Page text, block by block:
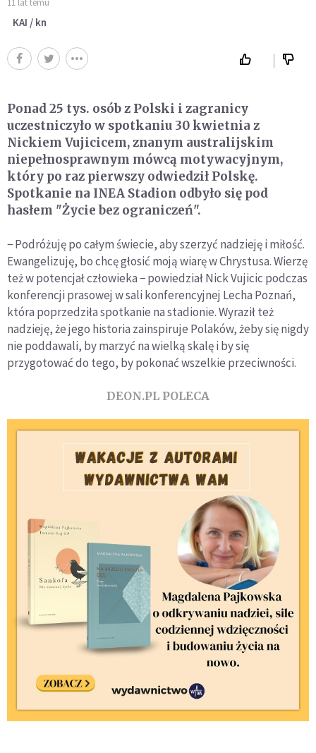
KAI / kn
Ponad 25 tys. osób z Polski i zagranicy
uczestniczyło w spotkaniu 30 kwietnia z
Nickiem Vujicicem, znanym australijskim
niepełnosprawnym mówcą motywacyjnym,
który po raz pierwszy odwiedził Polskę.
Spotkanie na INEA Stadion odbyło się pod
hasłem "Życie bez ograniczeń".
− Podróżuję po całym świecie, aby szerzyć nadzieję i miłość.
Ewangelizuję, bo chcę głosić moją wiarę w Chrystusa. Wierzę
też w potencjał człowieka − powiedział Nick Vujicic podczas
konferencji prasowej w sali konferencyjnej Lecha Poznań,
która poprzedziła spotkanie na stadionie. Wyraził też
nadzieję, że jego historia zainspiruje Polaków, żeby się nigdy
nie poddawali, by marzyć na wielką skalę i by się
przygotować do tego, by pokonać wszelkie przeciwności.
DEON.PL POLECA